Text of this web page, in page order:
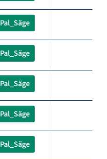
Pal_Säge
Pal_Säge
Pal_Säge
Pal_Säge
Pal_Säge